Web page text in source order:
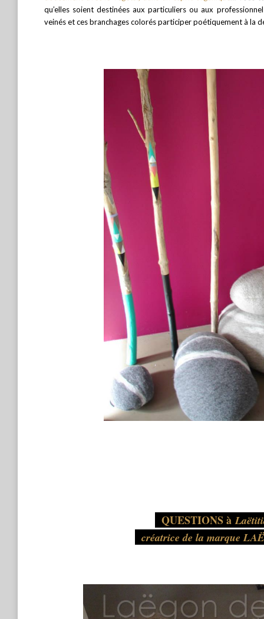
qu’elles soient destinées aux particuliers ou aux
veinés et ces branchages colorés participer poétiquement à la
QUESTIONS à
créatrice de la marque